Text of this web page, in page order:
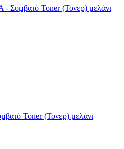
Συμβατό Toner (Τονερ) μελάνι
Toner (Τονερ) μελάνι